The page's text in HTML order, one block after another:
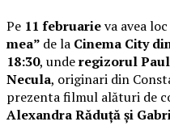
Pe 11 februarieva avea
mea” de la Cinema City
18:30, underegizorul
Necula, originari din
prezenta filmul alături de
Alexandra Răduță și